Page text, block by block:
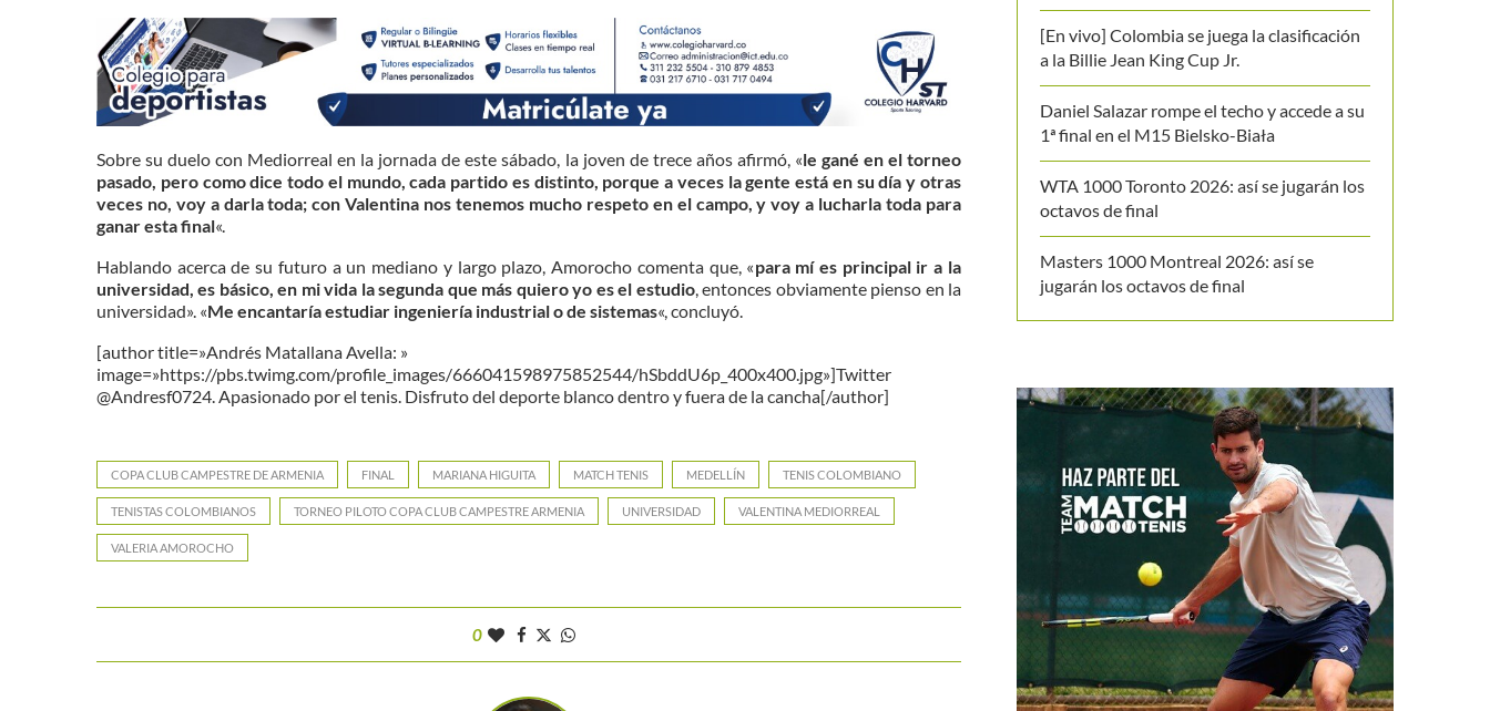
Sobre su duelo con Mediorreal en la jornada de este sábado, la joven de trece años afirmó, «le gané en el torneo
pasado, pero como dice todo el mundo, cada partido es distinto, porque a veces la gente está en su día y otras
veces no, voy a darla toda; con Valentina nos tenemos mucho respeto en el campo, y voy a lucharla toda para
ganar esta final«.
Hablando acerca de su futuro a un mediano y largo plazo, Amorocho comenta que, «para mí es principal ir a la
universidad, es básico, en mi vida la segunda que más quiero yo es el estudio, entonces obviamente pienso en la
universidad». «Me encantaría estudiar ingeniería industrial o de sistemas«, concluyó.
[author title=»Andrés Matallana Avella: »
image=»https://pbs.twimg.com/profile_images/666041598975852544/hSbddU6p_400x400.jpg»]Twitter
@Andresf0724. Apasionado por el tenis. Disfruto del deporte blanco dentro y fuera de la cancha[/author]
COPA CLUB CAMPESTRE DE ARMENIA FINAL MARIANA HIGUITA MATCH TENIS MEDELLÍN TENIS COLOMBIANO
TENISTAS COLOMBIANOS TORNEO PILOTO COPA CLUB CAMPESTRE ARMENIA UNIVERSIDAD VALENTINA MEDIORREAL
VALERIA AMOROCHO
0
[En vivo] Colombia se juega la clasificación
a la Billie Jean King Cup Jr.
Daniel Salazar rompe el techo y accede a su
1ª final en el M15 Bielsko-Biała
WTA 1000 Toronto 2026: así se jugarán los
octavos de final
Masters 1000 Montreal 2026: así se
jugarán los octavos de final